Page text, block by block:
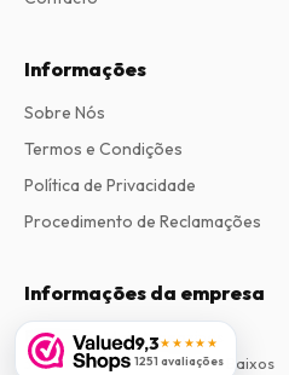
9,3★★★★★
1251 avaliações
Informações
Sobre Nós
Termos e Condições
Política de Privacidade
Procedimento de Reclamações
Informações da empresa
Empresa: Maja Magazines
3043 PR Rotterdam, Países Baixos